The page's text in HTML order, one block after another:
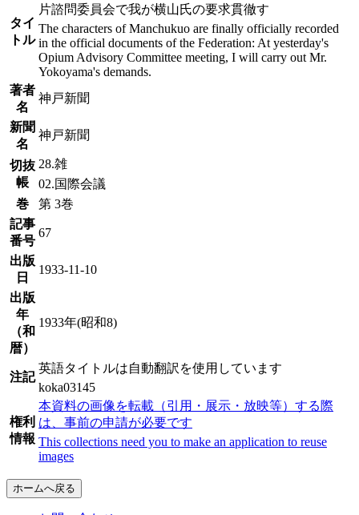
タイ
トル
片諮問委員会で我が横山氏の要求貫徹す
The characters of Manchukuo are finally officially recorded
in the official documents of the Federation: At yesterday's
Opium Advisory Committee meeting, I will carry out Mr.
Yokoyama's demands.
著者
名
神戸新聞
新聞
名
神戸新聞
切抜
帳
28.雑
02.国際会議
巻
第 3巻
記事
番号
67
出版
日
1933-11-10
出版
年
（和
暦）
1933年(昭和8)
注記
英語タイトルは自動翻訳を使用しています
koka03145
権利
情報
本資料の画像を転載（引用・展示・放映等）する際
は、事前の申請が必要です
This collections need you to make an application to reuse
images
ホームへ戻る